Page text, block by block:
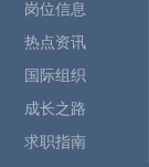
岗位信息
热点资讯
国际组织
成长之路
求职指南